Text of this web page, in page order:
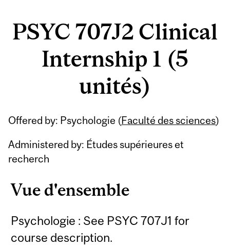
PSYC 707J2 Clinical
Internship 1 (5
unités)
Offered by: Psychologie (Faculté des sciences)
Administered by: Études supérieures et
recherch
Vue d'ensemble
Psychologie : See PSYC 707J1 for
course description.
Related
Content